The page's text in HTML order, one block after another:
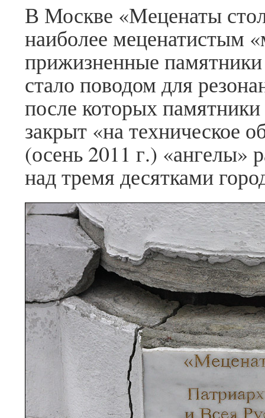
В Москве «Меценаты
наиболее меценатистым
прижизненные
стало поводом для
после которых
закрыт «на техническое
(осень 2011 г.) «ангелы»
над тремя десятками